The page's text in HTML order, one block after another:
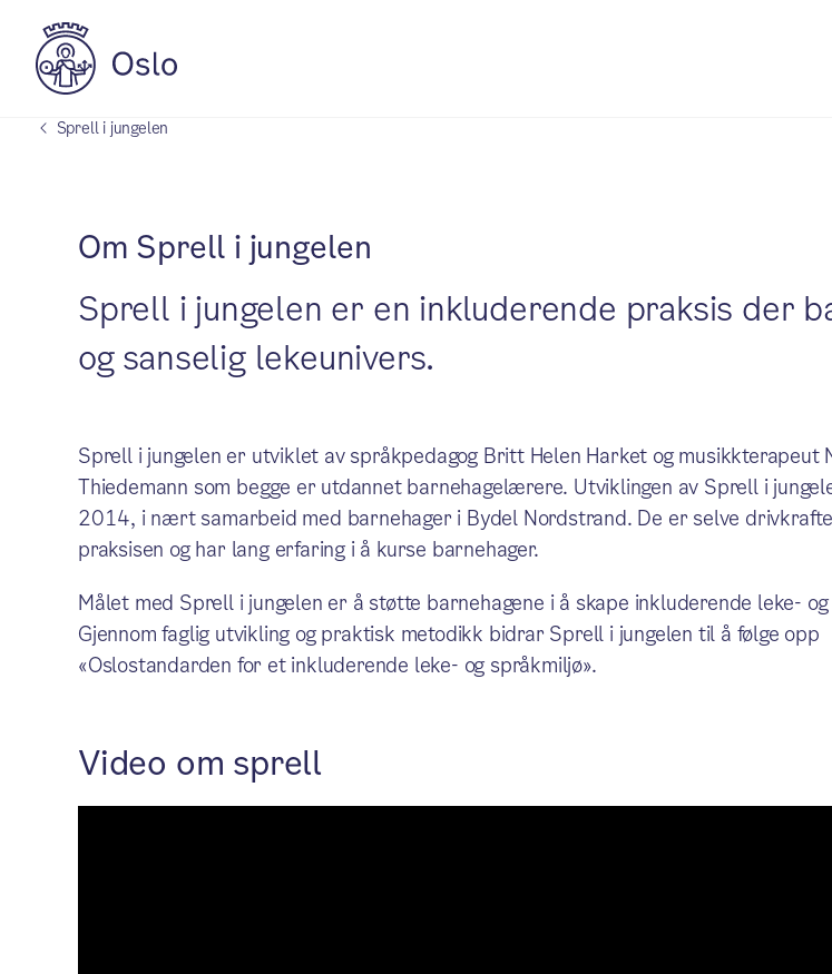
Sprell i jungelen
Om Sprell i jungelen
Sprell i jungelen er en inkluderende praksis der
og sanselig lekeunivers.
Sprell i jungelen er utviklet av språkpedagog Britt Helen Harket og musikkterapeut
Thiedemann som begge er utdannet barnehagelærere. Utviklingen av Sprell i
2014, i nært samarbeid med barnehager i Bydel Nordstrand. De er selve
praksisen og har lang erfaring i å kurse barnehager.
Målet med Sprell i jungelen er å støtte barnehagene i å skape inkluderende leke-
Gjennom faglig utvikling og praktisk metodikk bidrar Sprell i jungelen til å følge opp
«Oslostandarden for et inkluderende leke- og språkmiljø».
Video om sprell